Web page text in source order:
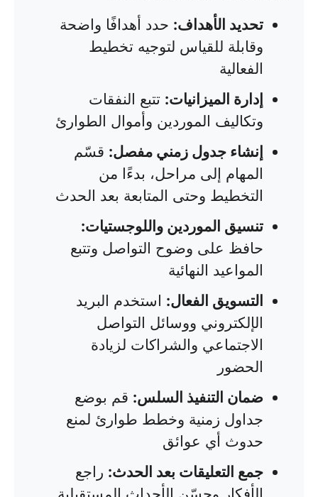
تحديد الأهداف: حدد أهدافًا واضحة
وقابلة للقياس لتوجيه تخطيط
الفعالية
إدارة الميزانيات: تتبع النفقات
وتكاليف الموردين وأموال الطوارئ
إنشاء جدول زمني مفصل: قسّم
المهام إلى مراحل، بدءًا من
التخطيط وحتى المتابعة بعد الحدث
تنسيق الموردين واللوجستيات:
حافظ على وضوح التواصل وتتبع
المواعيد النهائية
التسويق الفعال: استخدم البريد
الإلكتروني ووسائل التواصل
الاجتماعي والشراكات لزيادة
الحضور
ضمان التنفيذ السلس: قم بوضع
جداول زمنية وخطط طوارئ لمنع
حدوث أي عوائق
جمع التعليقات بعد الحدث: راجع